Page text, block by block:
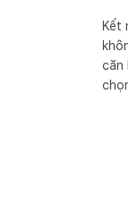
Kết
căn